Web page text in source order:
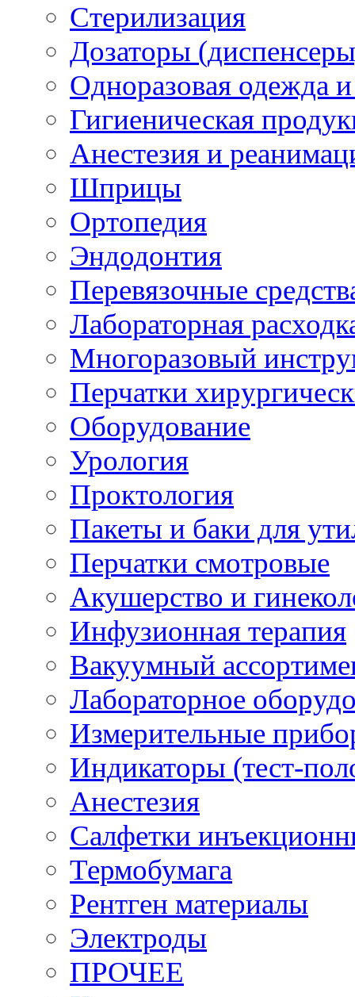
Стерилизация
Дозаторы
Одноразовая одежда и
Гигиеническая
Анестезия и
Шприцы
Ортопедия
Эндодонтия
Перевязочные
Лабораторная
Многоразовый
Перчатки
Оборудование
Урология
Проктология
Пакеты и баки для
Перчатки смотровые
Акушерство и
Инфузионная терапия
Вакуумный
Лабораторное
Измерительные
Индикаторы (тест-
Анестезия
Салфетки
Термобумага
Рентген материалы
Электроды
ПРОЧЕЕ